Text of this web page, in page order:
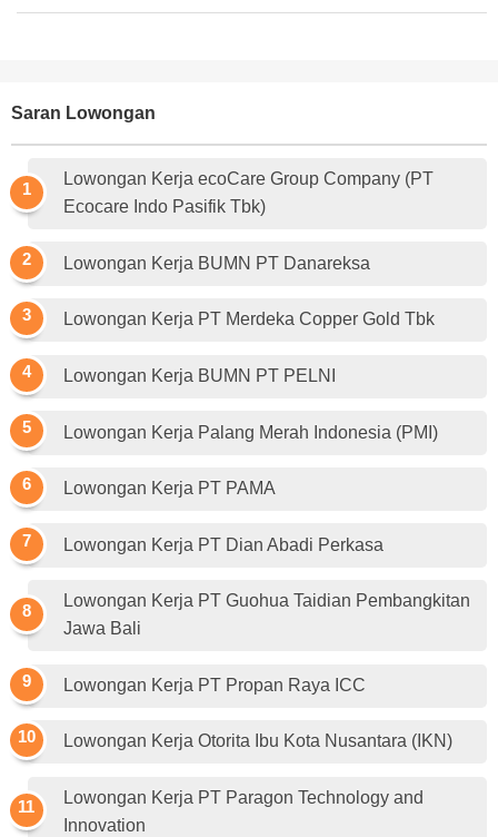
Saran Lowongan
Lowongan Kerja ecoCare Group Company (PT
Ecocare Indo Pasifik Tbk)
Lowongan Kerja BUMN PT Danareksa
Lowongan Kerja PT Merdeka Copper Gold Tbk
Lowongan Kerja BUMN PT PELNI
Lowongan Kerja Palang Merah Indonesia (PMI)
Lowongan Kerja PT PAMA
Lowongan Kerja PT Dian Abadi Perkasa
Lowongan Kerja PT Guohua Taidian Pembangkitan
Jawa Bali
Lowongan Kerja PT Propan Raya ICC
Lowongan Kerja Otorita Ibu Kota Nusantara (IKN)
Lowongan Kerja PT Paragon Technology and
Innovation